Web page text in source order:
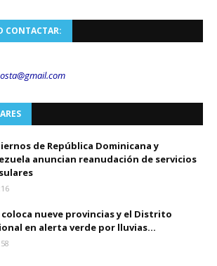
CONTACTAR:
com
de República Dominicana y
anuncian reanudación de servicios
coloca nueve provincias y el Distrito
en alerta verde por lluvias...